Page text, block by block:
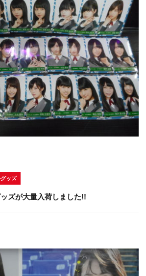
ッズ
ズが大量入荷しました!!